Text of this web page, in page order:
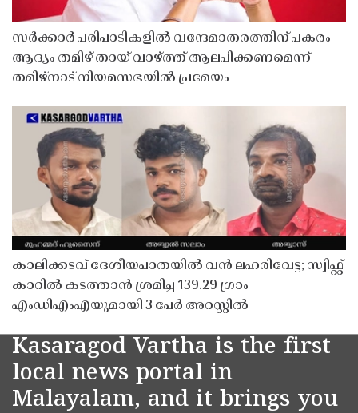
സർക്കാർ പരിപാടികളിൽ വന്ദേമാതരത്തിന് പകരം
ആദ്യം തമിഴ് തായ് വാഴ്ത്ത് ആലപിക്കണമെന്ന്
തമിഴ്നാട് നിയമസഭയിൽ പ്രമേയം
കാലിക്കടവ് ദേശീയപാതയിൽ വൻ ലഹരിവേട്ട; സ്വിഫ്റ്റ്
കാറിൽ കടത്താൻ ശ്രമിച്ച 139.29 ഗ്രാം
എംഡിഎംഎയുമായി 3 പേർ അറസ്റ്റിൽ
Kasaragod Vartha is the first
local news portal in
Malayalam, and it brings you